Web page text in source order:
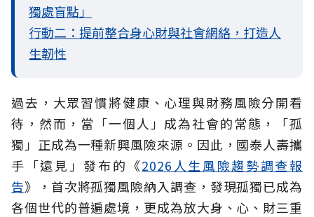
獨處盲點」
行動二：提前整合身心財與社會網絡，打造人
生韌性
過去，大眾習慣將健康、心理與財務風險分開看
待，然而，當「一個人」成為社會的常態，「孤
獨」正成為一種新興風險來源。因此，國泰人壽攜
手「遠見」發布的《2026人生風險趨勢調查報
告》，首次將孤獨風險納入調查，發現孤獨已成為
各個世代的普遍處境，更成為放大身、心、財三重